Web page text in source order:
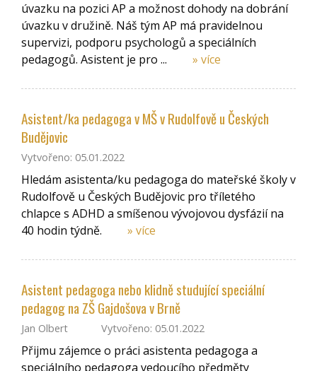
úvazku na pozici AP a možnost dohody na dobrání
úvazku v družině. Náš tým AP má pravidelnou
supervizi, podporu psychologů a speciálních
pedagogů. Asistent je pro ...
» více
Asistent/ka pedagoga v MŠ v Rudolfově u Českých
Budějovic
Vytvořeno: 05.01.2022
Hledám asistenta/ku pedagoga do mateřské školy v
Rudolfově u Českých Budějovic pro tříletého
chlapce s ADHD a smíšenou vývojovou dysfázií na
40 hodin týdně.
» více
Asistent pedagoga nebo klidně studující speciální
pedagog na ZŠ Gajdošova v Brně
Jan Olbert Vytvořeno: 05.01.2022
Přijmu zájemce o práci asistenta pedagoga a
speciálního pedagoga vedoucího předměty